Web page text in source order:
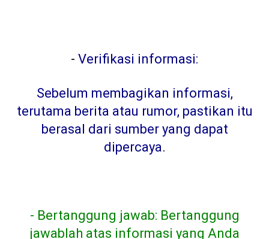
- Verifikasi informasi:
Sebelum membagikan informasi,
terutama berita atau rumor, pastikan itu
berasal dari sumber yang dapat
dipercaya.
- Bertanggung jawab: Bertanggung
jawablah atas informasi yang Anda